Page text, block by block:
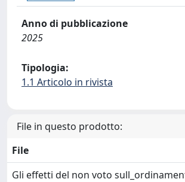
Anno di pubblicazione
2025
Tipologia:
1.1 Articolo in rivista
File in questo prodotto:
File
Gli effetti del non voto